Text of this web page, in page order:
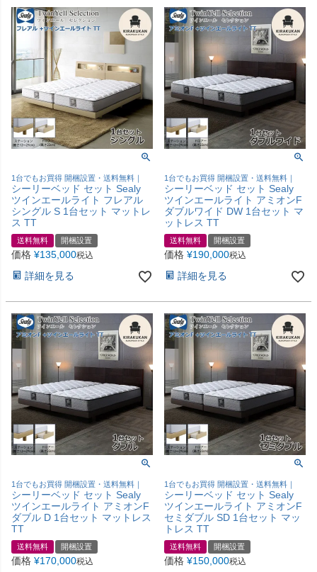
1台でもお買得 開梱設置・送料無料｜
シーリーベッド セット Sealy
ツインエールライト フレアル
シングル S 1台セット マットレ
ス TT
送料無料 開梱設置
価格 ¥135,000税込
詳細を見る
1台でもお買得 開梱設置・送料無料｜
シーリーベッド セット Sealy
ツインエールライト アミオンF
ダブルワイド DW 1台セット マ
ットレス TT
送料無料 開梱設置
価格 ¥190,000税込
詳細を見る
1台でもお買得 開梱設置・送料無料｜
シーリーベッド セット Sealy
ツインエールライト アミオンF
ダブル D 1台セット マットレス
TT
送料無料 開梱設置
価格 ¥170,000税込
1台でもお買得 開梱設置・送料無料｜
シーリーベッド セット Sealy
ツインエールライト アミオンF
セミダブル SD 1台セット マッ
トレス TT
送料無料 開梱設置
価格 ¥150,000税込